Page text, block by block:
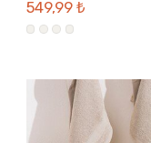
549,99 ₺